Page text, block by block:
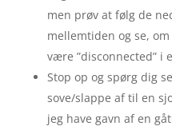
men prøv at følg de
mellemtiden og se,
være ”disconnected” i
Stop op og spørg dig
sove/slappe af til en
jeg have gavn af en